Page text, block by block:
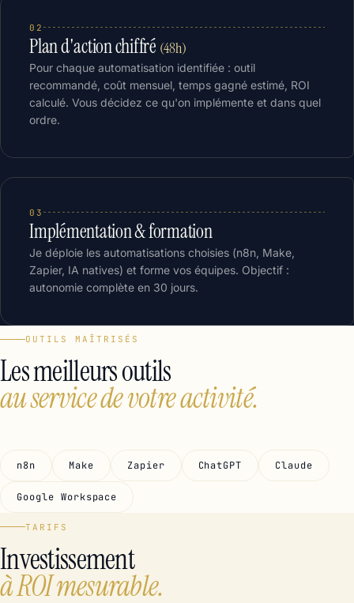
02
Plan d'action chiffré (48h)
Pour chaque automatisation identifiée : outil
recommandé, coût mensuel, temps gagné estimé, ROI
calculé. Vous décidez ce qu'on implémente et dans quel
ordre.
03
Implémentation & formation
Je déploie les automatisations choisies (n8n, Make,
Zapier, IA natives) et forme vos équipes. Objectif :
autonomie complète en 30 jours.
OUTILS MAÎTRISÉS
Les meilleurs outils
au service de votre activité.
n8n Make Zapier ChatGPT Claude
Google Workspace
TARIFS
Investissement
à ROI mesurable.